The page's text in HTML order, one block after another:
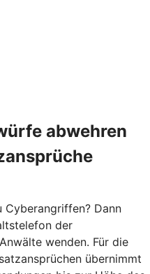
abwehren
Cyberangriffen? Dann
der
wenden. Für die
übernimmt